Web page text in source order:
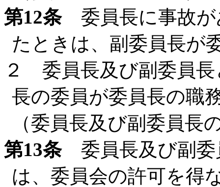
第12条委員長に事故が
たときは、副委員長が
２ 委員長及び副委員
長の委員が委員長の職
（委員長及び副委員長
第13条委員長及び副委
は、委員会の許可を得